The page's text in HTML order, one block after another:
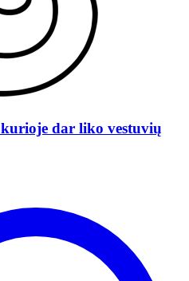
dar liko vestuvių